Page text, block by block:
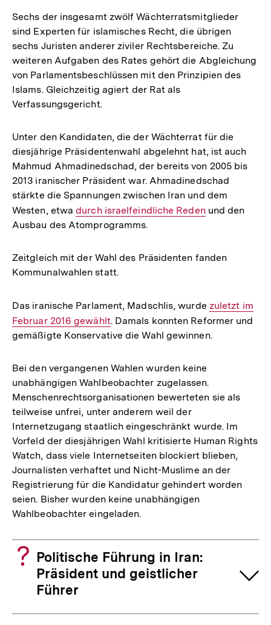
Sechs der insgesamt zwölf Wächterratsmitglieder
sind Experten für islamisches Recht, die übrigen
sechs Juristen anderer ziviler Rechtsbereiche. Zu
weiteren Aufgaben des Rates gehört die Abgleichung
von Parlamentsbeschlüssen mit den Prinzipien des
Islams. Gleichzeitig agiert der Rat als
Verfassungsgericht.
Unter den Kandidaten, die der Wächterrat für die
diesjährige Präsidentenwahl abgelehnt hat, ist auch
Mahmud Ahmadinedschad, der bereits von 2005 bis
2013 iranischer Präsident war. Ahmadinedschad
stärkte die Spannungen zwischen Iran und dem
Westen, etwaInterner
Link:
durch israelfeindliche Redenund den
Ausbau des Atomprogramms.
Zeitgleich mit der Wahl des Präsidenten fanden
Kommunalwahlen statt.
Das iranische Parlament, Madschlis, wurde Interner
Link:
zuletzt im
Februar 2016 gewählt. Damals konnten Reformer und
gemäßigte Konservative die Wahl gewinnen.
Bei den vergangenen Wahlen wurden keine
unabhängigen Wahlbeobachter zugelassen.
Menschenrechtsorganisationen bewerteten sie als
teilweise unfrei, unter anderem weil der
Internetzugang staatlich eingeschränkt wurde. Im
Vorfeld der diesjährigen Wahl kritisierte Human Rights
Watch, dass viele Internetseiten blockiert blieben,
Journalisten verhaftet und Nicht-Muslime an der
Registrierung für die Kandidatur gehindert worden
seien. Bisher wurden keine unabhängigen
Wahlbeobachter eingeladen.
Politische Führung in Iran:
Präsident und geistlicher
Führer